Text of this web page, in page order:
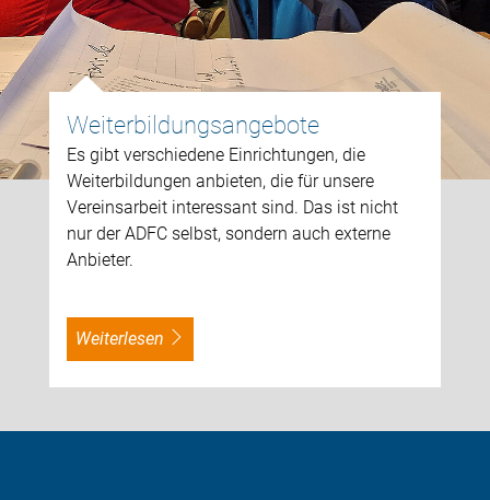
Weiterbildungsangebote
Es gibt verschiedene Einrichtungen, die
Weiterbildungen anbieten, die für unsere
Vereinsarbeit interessant sind. Das ist nicht
nur der ADFC selbst, sondern auch externe
Anbieter.
weiterlesen